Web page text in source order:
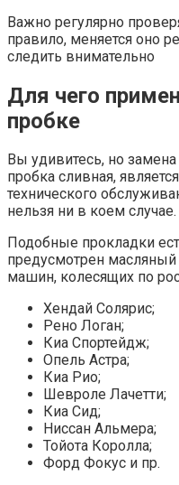
Важно регулярно
правило, меняется оно
следить внимательно
Для чего
пробке
Вы удивитесь, но
пробка сливная,
технического
нельзя ни в коем случае.
Подобные прокладки
предусмотрен масляный
машин, колесящих по
Хендай Солярис;
Рено Логан;
Киа Спортейдж;
Опель Астра;
Киа Рио;
Шевроле Лачетти;
Киа Сид;
Ниссан Альмера;
Тойота Королла;
Форд Фокус и пр.